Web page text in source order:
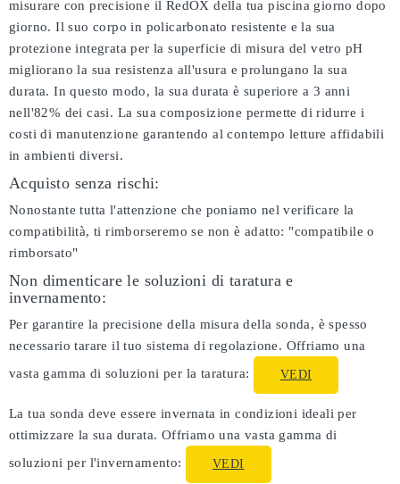
misurare con precisione il RedOX della tua piscina giorno dopo
giorno. Il suo corpo in policarbonato resistente e la sua
protezione integrata per la superficie di misura del vetro pH
migliorano la sua resistenza all'usura e prolungano la sua
durata. In questo modo, la sua durata è superiore a 3 anni
nell'82% dei casi. La sua composizione permette di ridurre i
costi di manutenzione garantendo al contempo letture affidabili
in ambienti diversi.
Acquisto senza rischi:
Nonostante tutta l'attenzione che poniamo nel verificare la
compatibilità, ti rimborseremo se non è adatto: "compatibile o
rimborsato"
Non dimenticare le soluzioni di taratura e
invernamento:
Per garantire la precisione della misura della sonda, è spesso
necessario tarare il tuo sistema di regolazione. Offriamo una
vasta gamma di soluzioni per la taratura:
VEDI
La tua sonda deve essere invernata in condizioni ideali per
ottimizzare la sua durata. Offriamo una vasta gamma di
soluzioni per l'invernamento:
VEDI